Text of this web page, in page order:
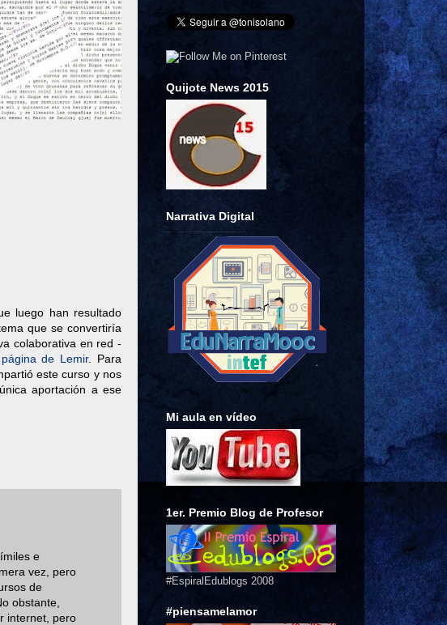
luego han resultado
que se convertiría
colaborativa en red -
página de Lemir. Para
este curso y nos
aportación a ese
e
vez, pero
de
obstante,
internet, pero
Quijote News 2015
Narrativa Digital
Mi aula en vídeo
1er. Premio Blog de Profesor
#EspiralEdublogs 2008
#piensamelamor